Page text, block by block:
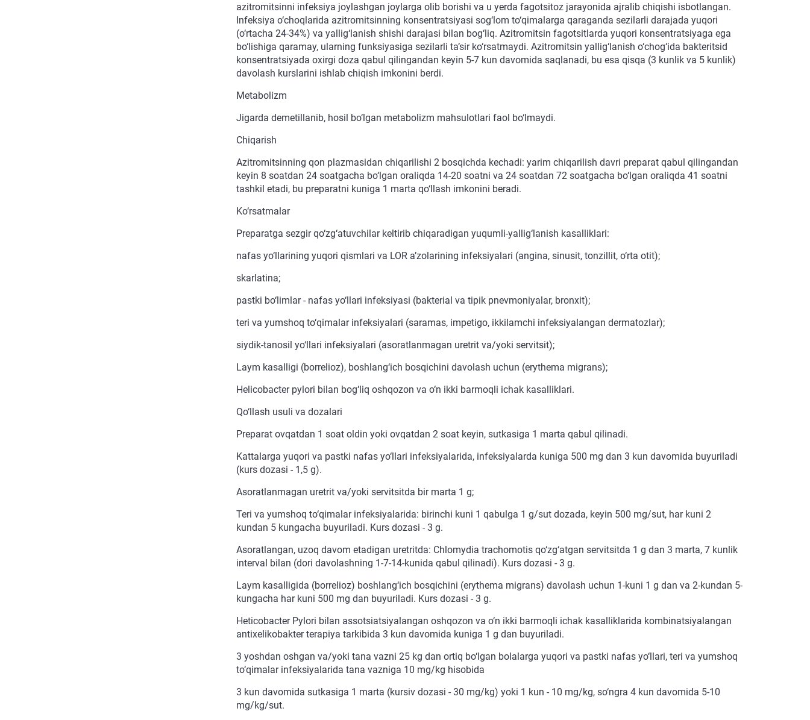
azitromitsinni infeksiya joylashgan joylarga olib borishi va u yerda fagotsitoz jarayonida ajralib chiqishi isbotlangan.
Infeksiya o‘choqlarida azitromitsinning konsentratsiyasi sog‘lom to‘qimalarga qaraganda sezilarli darajada yuqori
(o‘rtacha 24-34%) va yallig‘lanish shishi darajasi bilan bog‘liq. Azitromitsin fagotsitlarda yuqori konsentratsiyaga ega
bo‘lishiga qaramay, ularning funksiyasiga sezilarli ta’sir ko‘rsatmaydi. Azitromitsin yallig‘lanish o‘chog‘ida bakteritsid
konsentratsiyada oxirgi doza qabul qilingandan keyin 5-7 kun davomida saqlanadi, bu esa qisqa (3 kunlik va 5 kunlik)
davolash kurslarini ishlab chiqish imkonini berdi.
Metabolizm
Jigarda demetillanib, hosil bo‘lgan metabolizm mahsulotlari faol bo‘lmaydi.
Chiqarish
Azitromitsinning qon plazmasidan chiqarilishi 2 bosqichda kechadi: yarim chiqarilish davri preparat qabul qilingandan
keyin 8 soatdan 24 soatgacha bo‘lgan oraliqda 14-20 soatni va 24 soatdan 72 soatgacha bo‘lgan oraliqda 41 soatni
tashkil etadi, bu preparatni kuniga 1 marta qo‘llash imkonini beradi.
Ko‘rsatmalar
Preparatga sezgir qo‘zg‘atuvchilar keltirib chiqaradigan yuqumli-yallig‘lanish kasalliklari:
nafas yo‘llarining yuqori qismlari va LOR a’zolarining infeksiyalari (angina, sinusit, tonzillit, o‘rta otit);
skarlatina;
pastki bo‘limlar - nafas yo‘llari infeksiyasi (bakterial va tipik pnevmoniyalar, bronxit);
teri va yumshoq to‘qimalar infeksiyalari (saramas, impetigo, ikkilamchi infeksiyalangan dermatozlar);
siydik-tanosil yo‘llari infeksiyalari (asoratlanmagan uretrit va/yoki servitsit);
Laym kasalligi (borrelioz), boshlang‘ich bosqichini davolash uchun (erythema migrans);
Helicobacter pylori bilan bog‘liq oshqozon va o‘n ikki barmoqli ichak kasalliklari.
Qo‘llash usuli va dozalari
Preparat ovqatdan 1 soat oldin yoki ovqatdan 2 soat keyin, sutkasiga 1 marta qabul qilinadi.
Kattalarga yuqori va pastki nafas yo‘llari infeksiyalarida, infeksiyalarda kuniga 500 mg dan 3 kun davomida buyuriladi
(kurs dozasi - 1,5 g).
Asoratlanmagan uretrit va/yoki servitsitda bir marta 1 g;
Teri va yumshoq to‘qimalar infeksiyalarida: birinchi kuni 1 qabulga 1 g/sut dozada, keyin 500 mg/sut, har kuni 2
kundan 5 kungacha buyuriladi. Kurs dozasi - 3 g.
Asoratlangan, uzoq davom etadigan uretritda: Chlomydia trachomotis qo‘zg‘atgan servitsitda 1 g dan 3 marta, 7 kunlik
interval bilan (dori davolashning 1-7-14-kunida qabul qilinadi). Kurs dozasi - 3 g.
Laym kasalligida (borrelioz) boshlang‘ich bosqichini (erythema migrans) davolash uchun 1-kuni 1 g dan va 2-kundan 5-
kungacha har kuni 500 mg dan buyuriladi. Kurs dozasi - 3 g.
Heticobacter Pylori bilan assotsiatsiyalangan oshqozon va o‘n ikki barmoqli ichak kasalliklarida kombinatsiyalangan
antixelikobakter terapiya tarkibida 3 kun davomida kuniga 1 g dan buyuriladi.
3 yoshdan oshgan va/yoki tana vazni 25 kg dan ortiq bo‘lgan bolalarga yuqori va pastki nafas yo‘llari, teri va yumshoq
to‘qimalar infeksiyalarida tana vazniga 10 mg/kg hisobida
3 kun davomida sutkasiga 1 marta (kursiv dozasi - 30 mg/kg) yoki 1 kun - 10 mg/kg, so‘ngra 4 kun davomida 5-10
mg/kg/sut.